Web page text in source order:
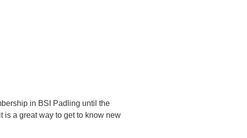
in BSI Padling until the
is a great way to get to know new